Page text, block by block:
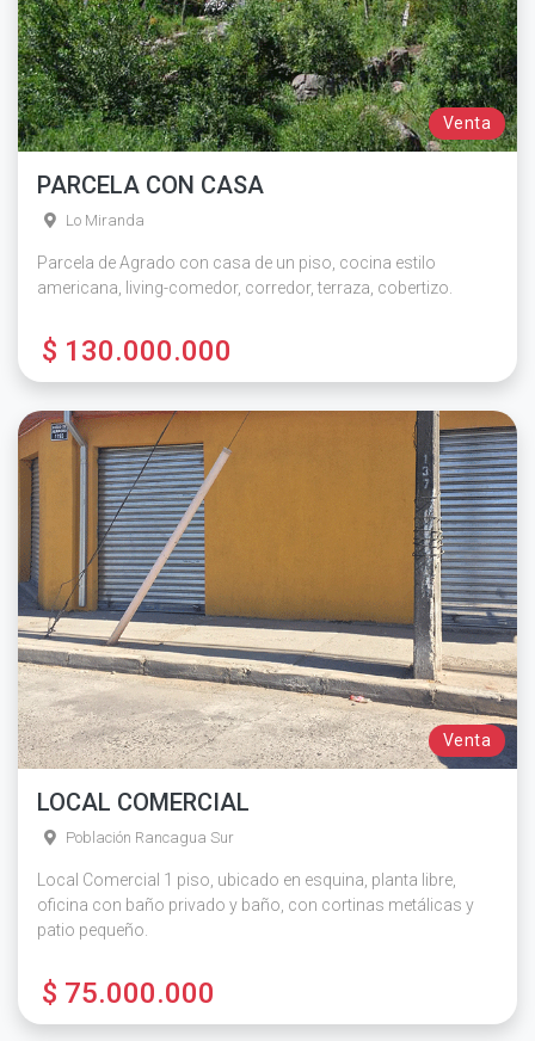
Venta
PARCELA CON CASA
Lo Miranda
Parcela de Agrado con casa de un piso, cocina estilo
americana, living-comedor, corredor, terraza, cobertizo.
$ 130.000.000
Venta
LOCAL COMERCIAL
Población Rancagua Sur
Local Comercial 1 piso, ubicado en esquina, planta libre,
oficina con baño privado y baño, con cortinas metálicas y
patio pequeño.
$ 75.000.000